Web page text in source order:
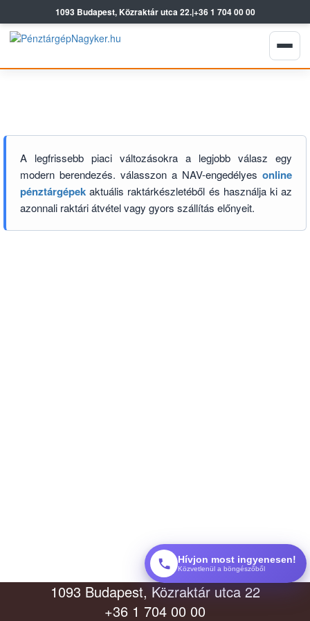
1093 Budapest, Közraktár utca 22.|+36 1 704 00 00
A legfrissebb piaci változásokra a legjobb válasz egy
modern berendezés. válasszon a NAV-engedélyes online
pénztárgépek aktuális raktárkészletéből és használja ki az
azonnali raktári átvétel vagy gyors szállítás előnyeit.
1093 Budapest, Közraktár utca 22
+36 1 704 00 00
Hívjon most ingyenesen!
Közvetlenül a böngészőből